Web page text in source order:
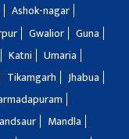
Ashok-nagar
Gwalior
Guna
Katni
Umaria
Tikamgarh
Jhabua
Mandla